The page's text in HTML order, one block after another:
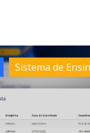
Sistema de